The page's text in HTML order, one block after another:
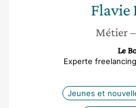
Flavie
Métier
Le
Experte
Jeunes et